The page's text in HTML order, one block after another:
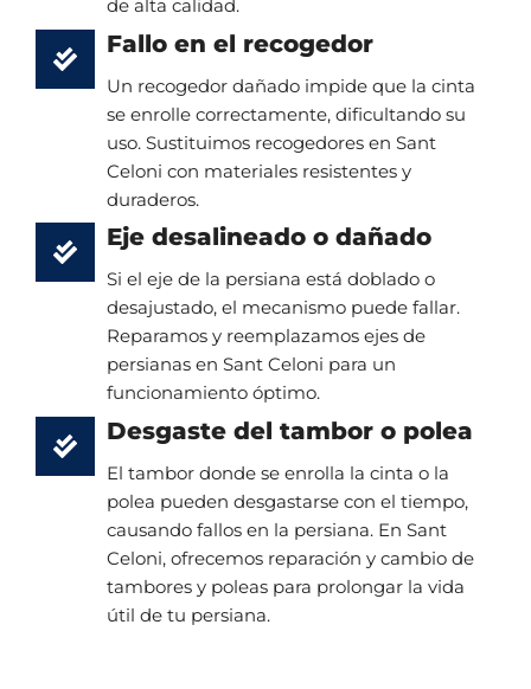
de alta calidad.
Fallo en el recogedor
Un recogedor dañado impide que la cinta
se enrolle correctamente, dificultando su
uso. Sustituimos recogedores en Sant
Celoni con materiales resistentes y
duraderos.
Eje desalineado o dañado
Si el eje de la persiana está doblado o
desajustado, el mecanismo puede fallar.
Reparamos y reemplazamos ejes de
persianas en Sant Celoni para un
funcionamiento óptimo.
Desgaste del tambor o polea
El tambor donde se enrolla la cinta o la
polea pueden desgastarse con el tiempo,
causando fallos en la persiana. En Sant
Celoni, ofrecemos reparación y cambio de
tambores y poleas para prolongar la vida
útil de tu persiana.